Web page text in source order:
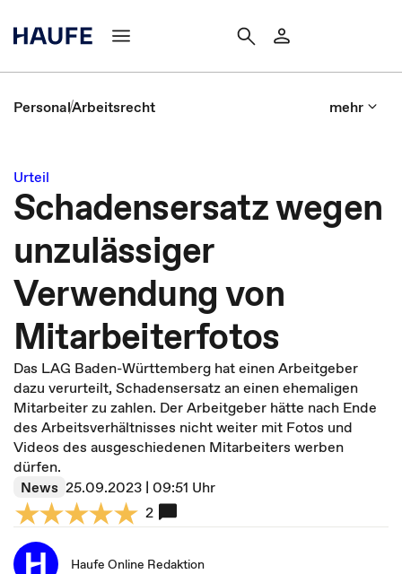
PersonalArbeitsrecht mehr
Urteil
Schadensersatz wegen
unzulässiger
Verwendung von
Mitarbeiterfotos
Das LAG Baden-Württemberg hat einen Arbeitgeber
dazu verurteilt, Schadensersatz an einen ehemaligen
Mitarbeiter zu zahlen. Der Arbeitgeber hätte nach Ende
des Arbeitsverhältnisses nicht weiter mit Fotos und
Videos des ausgeschiedenen Mitarbeiters werben
dürfen.
News 25.09.2023 | 09:51 Uhr
2
Haufe Online Redaktion